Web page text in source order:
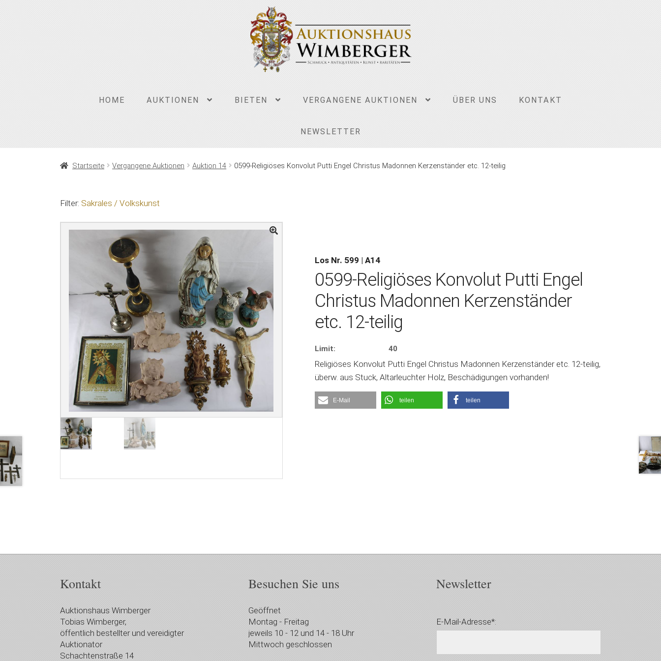
HOME AUKTIONEN BIETEN VERGANGENE AUKTIONEN ÜBER UNS KONTAKT
NEWSLETTER
Startseite Vergangene Auktionen Auktion 14 0599-Religiöses Konvolut Putti Engel Christus Madonnen Kerzenständer etc. 12-teilig
Filter: Sakrales / Volkskunst
Los Nr. 599 | A14
0599-Religiöses Konvolut Putti Engel
Christus Madonnen Kerzenständer
etc. 12-teilig
Limit: 40
Religiöses Konvolut Putti Engel Christus Madonnen Kerzenständer etc. 12-teilig,
überw. aus Stuck, Altarleuchter Holz, Beschädigungen vorhanden!
E-Mail teilen teilen
Kontakt
Auktionshaus Wimberger
Tobias Wimberger,
öffentlich bestellter und vereidigter
Auktionator
Schachtenstraße 14
Besuchen Sie uns
Geöffnet
Montag - Freitag
jeweils 10 - 12 und 14 - 18 Uhr
Mittwoch geschlossen
Newsletter
E-Mail-Adresse*: